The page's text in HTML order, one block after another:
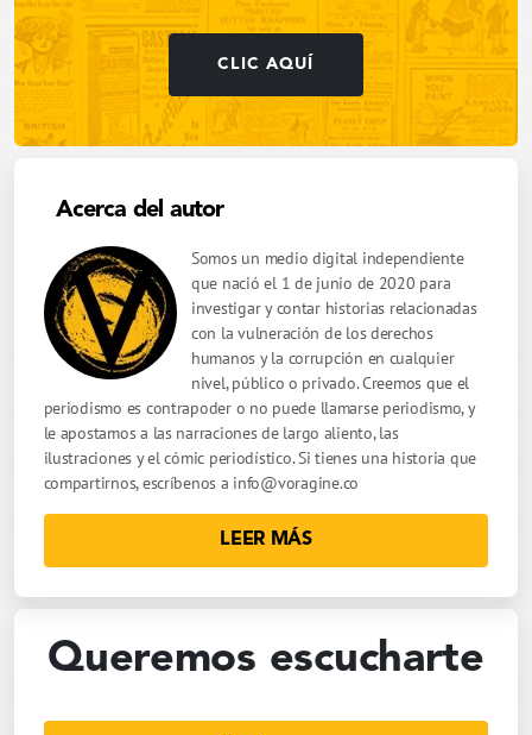
CLIC AQUÍ
Acerca del autor
Somos un medio digital independiente
que nació el 1 de junio de 2020 para
investigar y contar historias relacionadas
con la vulneración de los derechos
humanos y la corrupción en cualquier
nivel, público o privado. Creemos que el
periodismo es contrapoder o no puede llamarse periodismo, y
le apostamos a las narraciones de largo aliento, las
ilustraciones y el cómic periodístico. Si tienes una historia que
compartirnos, escríbenos a info@voragine.co
LEER MÁS
Queremos escucharte